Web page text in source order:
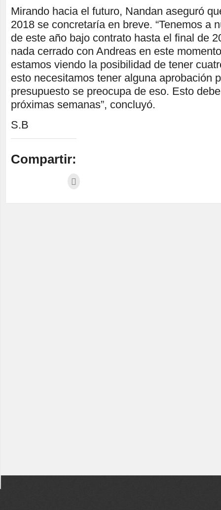
Mirando hacia el futuro, Nandan aseguró
2018 se concretaría en breve. “Tenemos a
de este año bajo contrato hasta el final de
nada cerrado con Andreas en este
estamos viendo la posibilidad de tener
esto necesitamos tener alguna aprobación
presupuesto se preocupa de eso. Esto
próximas semanas”, concluyó.
S.B
Compartir: